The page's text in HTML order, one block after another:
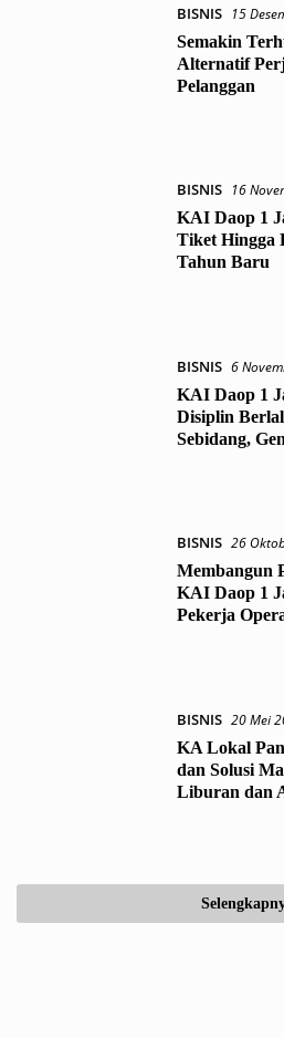
BISNIS
15
Semakin
Alternatif
Pelanggan
BISNIS
16
KAI Daop 1
Tiket Hingga
Tahun Baru
BISNIS 6
KAI Daop 1
Disiplin
Sebidang,
BISNIS 26
Membangun
KAI Daop 1
Pekerja
BISNIS 20 Mei
KA Lokal
dan Solusi
Liburan dan